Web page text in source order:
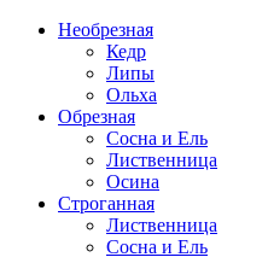
Необрезная
Кедр
Липы
Ольха
Обрезная
Cосна и Ель
Лиственница
Осина
Строганная
Лиственница
Сосна и Ель